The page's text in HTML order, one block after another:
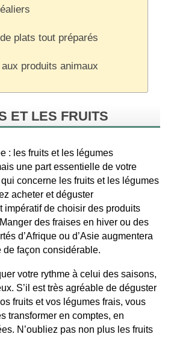
plats tout préparés
produits animaux
ET LES FRUITS
: les fruits et les légumes
une part essentielle de votre
concerne les fruits et les légumes
acheter et déguster
impératif de choisir des produits
des fraises en hiver ou des
d’Afrique ou d’Asie augmentera
de façon considérable.
votre rythme à celui des saisons,
S’il est très agréable de déguster
fruits et vos légumes frais, vous
transformer en comptes, en
N’oubliez pas non plus les fruits